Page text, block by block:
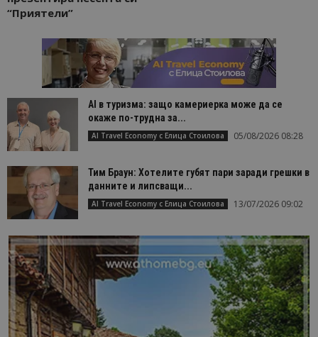
“Приятели”
AI в туризма: защо камериерка може да се
окаже по-трудна за...
AI Travel Economy с Елица Стоилова 05/08/2026 08:28
Тим Браун: Хотелите губят пари заради грешки в
данните и липсващи...
AI Travel Economy с Елица Стоилова 13/07/2026 09:02